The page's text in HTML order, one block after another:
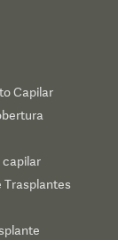
Capilar
capilar
Trasplantes